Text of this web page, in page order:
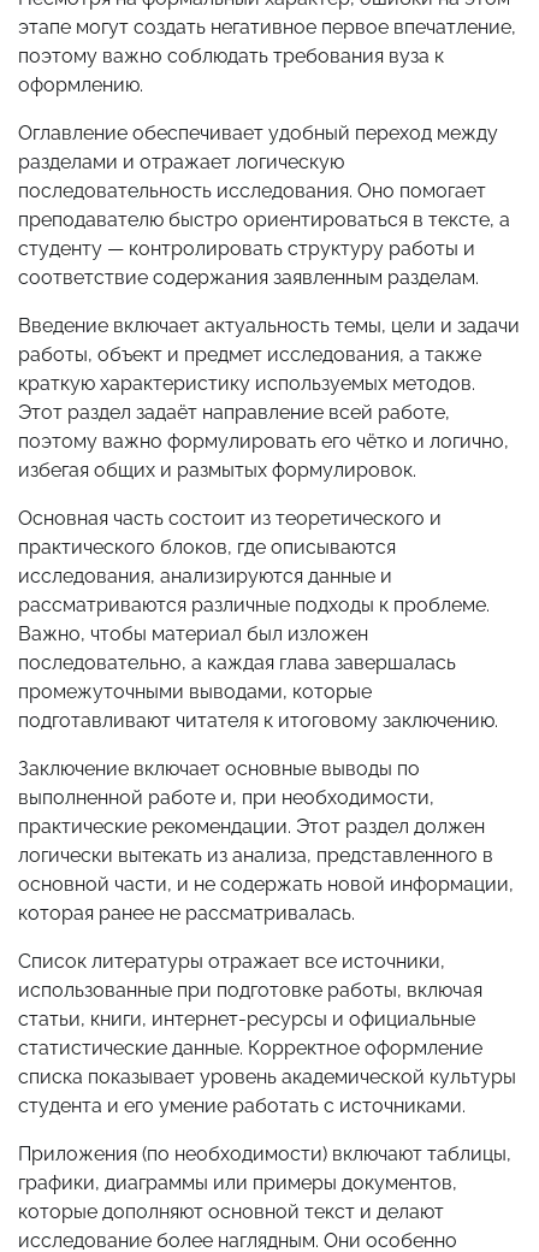
этапе могут создать негативное первое впечатление,
поэтому важно соблюдать требования вуза к
оформлению.
Оглавление обеспечивает удобный переход между
разделами и отражает логическую
последовательность исследования. Оно помогает
преподавателю быстро ориентироваться в тексте, а
студенту — контролировать структуру работы и
соответствие содержания заявленным разделам.
Введение включает актуальность темы, цели и задачи
работы, объект и предмет исследования, а также
краткую характеристику используемых методов.
Этот раздел задаёт направление всей работе,
поэтому важно формулировать его чётко и логично,
избегая общих и размытых формулировок.
Основная часть состоит из теоретического и
практического блоков, где описываются
исследования, анализируются данные и
рассматриваются различные подходы к проблеме.
Важно, чтобы материал был изложен
последовательно, а каждая глава завершалась
промежуточными выводами, которые
подготавливают читателя к итоговому заключению.
Заключение включает основные выводы по
выполненной работе и, при необходимости,
практические рекомендации. Этот раздел должен
логически вытекать из анализа, представленного в
основной части, и не содержать новой информации,
которая ранее не рассматривалась.
Список литературы отражает все источники,
использованные при подготовке работы, включая
статьи, книги, интернет-ресурсы и официальные
статистические данные. Корректное оформление
списка показывает уровень академической культуры
студента и его умение работать с источниками.
Приложения (по необходимости) включают таблицы,
графики, диаграммы или примеры документов,
которые дополняют основной текст и делают
исследование более наглядным. Они особенно